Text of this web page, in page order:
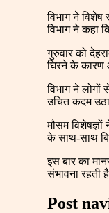
विभाग ने
विभाग ने कहा
गुरुवार को
घिरने के कारण
विभाग ने
उचित कदम
मौसम
के साथ-साथ
इस बार का
संभावना रहती
Post